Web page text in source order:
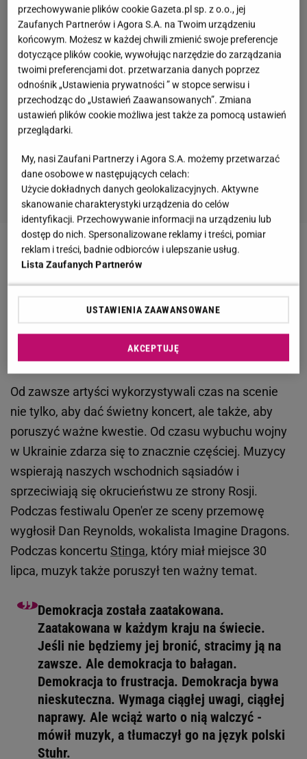
Zobacz wideoJoanna Opozda opowiedziała o
problemach ze zdrowiem po ciąży i zaapelowała do
fanek
Sting mówi o walce o demokrację podczas
koncertu w Warszawie
Od zawsze artyści wykorzystywali czas na scenie
nie tylko, aby dać świetny koncert, ale także, aby
poruszyć ważne kwestie. Od czasu wybuchu wojny
w Ukrainie zdarza się to znacznie częściej. Muzycy
wspierają naszych wschodnich sąsiadów i
sprzeciwiają się okrucieństwu ze strony Rosji.
Podczas festiwalu Open'er ze sceny przemowę
wygłosił Dan Reynolds, wokalista Imagine Dragons.
Podczas koncertu Stinga, który miał miejsce 30
lipca, muzyk także poruszył ten ważny temat.
Demokracja została zaatakowana.
Zaatakowana w każdym kraju na świecie.
Jeśli nie będziemy jej bronić, stracimy ją na
zawsze. Ale demokracja to bałagan.
Demokracja to frustracja. Demokracja bywa
nieskuteczna. Wymaga ciągłej uwagi, ciągłej
naprawy. Ale wciąż warto o nią walczyć -
mówił muzyk, a tłumaczył go na język polski
Stuhr.
przechowywanie plików cookie Gazeta.pl sp. z o.o., jej
Zaufanych Partnerów i Agora S.A. na Twoim urządzeniu
końcowym. Możesz w każdej chwili zmienić swoje preferencje
dotyczące plików cookie, wywołując narzędzie do zarządzania
twoimi preferencjami dot. przetwarzania danych poprzez
odnośnik „Ustawienia prywatności ” w stopce serwisu i
przechodząc do „Ustawień Zaawansowanych”. Zmiana
ustawień plików cookie możliwa jest także za pomocą ustawień
przeglądarki.
My, nasi Zaufani Partnerzy i Agora S.A. możemy przetwarzać
dane osobowe w następujących celach:
Użycie dokładnych danych geolokalizacyjnych. Aktywne
skanowanie charakterystyki urządzenia do celów
identyfikacji. Przechowywanie informacji na urządzeniu lub
dostęp do nich. Spersonalizowane reklamy i treści, pomiar
reklam i treści, badnie odbiorców i ulepszanie usług.
Lista Zaufanych Partnerów
USTAWIENIA ZAAWANSOWANE
AKCEPTUJĘ